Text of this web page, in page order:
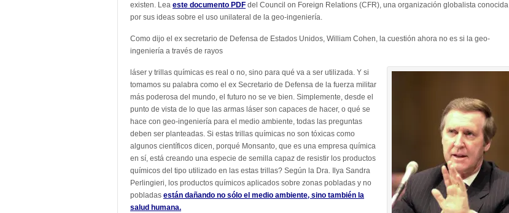
existen. Lea este documento PDF del Council on Foreign Relations (CFR), una organización globalista conocida
por sus ideas sobre el uso unilateral de la geo-ingeniería.
Como dijo el ex secretario de Defensa de Estados Unidos, William Cohen, la cuestión ahora no es si la geo-
ingeniería a través de rayos
láser y trillas químicas es real o no, sino para qué va a ser utilizada. Y si
tomamos su palabra como el ex Secretario de Defensa de la fuerza militar
más poderosa del mundo, el futuro no se ve bien. Simplemente, desde el
punto de vista de lo que las armas láser son capaces de hacer, o qué se
hace con geo-ingeniería para el medio ambiente, todas las preguntas
deben ser planteadas. Si estas trillas químicas no son tóxicas como
algunos científicos dicen, porqué Monsanto, que es una empresa química
en sí, está creando una especie de semilla capaz de resistir los productos
químicos del tipo utilizado en las estas trillas? Según la Dra. Ilya Sandra
Perlingieri, los productos químicos aplicados sobre zonas pobladas y no
pobladas están dañando no sólo el medio ambiente, sino también la
salud humana.